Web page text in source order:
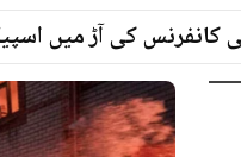
کانفرنس کی آڑ میں